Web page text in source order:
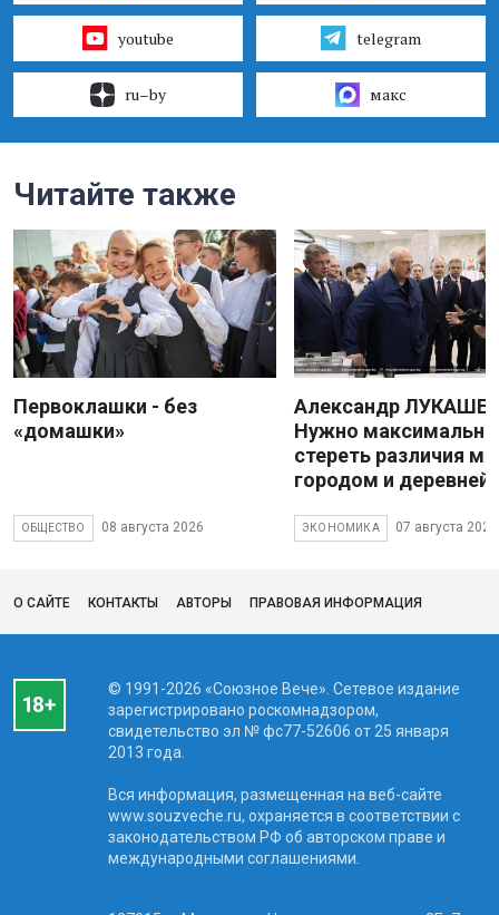
youtube telegram
ru–by макс
Читайте также
Первоклашки - без
«домашки»
ОБЩЕСТВО 08 августа 2026
Александр
Нужно максимально
стереть различия
городом и деревней
ЭКОНОМИКА 07 августа 2026
О САЙТЕ КОНТАКТЫ АВТОРЫ ПРАВОВАЯ ИНФОРМАЦИЯ
© 1991-2026 «Союзное Вече». Сетевое издание
зарегистрировано роскомнадзором,
свидетельство эл № фc77-52606 от 25 января
2013 года.
Вся информация, размещенная на веб-сайте
www.souzveche.ru, охраняется в соответствии с
законодательством РФ об авторском праве и
международными соглашениями.